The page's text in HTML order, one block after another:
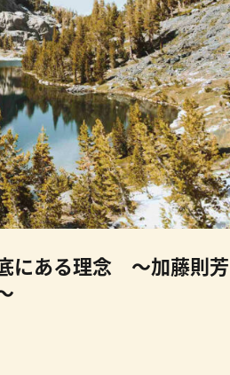
にある理念 ～加藤則芳